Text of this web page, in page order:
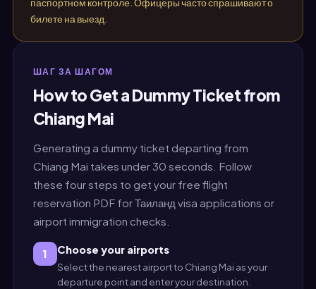
билете на выезд.
ШАГ ЗА ШАГОМ
How to Get a Dummy Ticket from
Chiang Mai
Generating a dummy ticket departing from
Chiang Mai takes under 30 seconds. Follow
these four steps to get your free flight
reservation PDF for Таиланд visa applications or
airport immigration checks.
1 Choose your airports
Select the nearest airport to Chiang Mai as your
departure point and enter your destination.